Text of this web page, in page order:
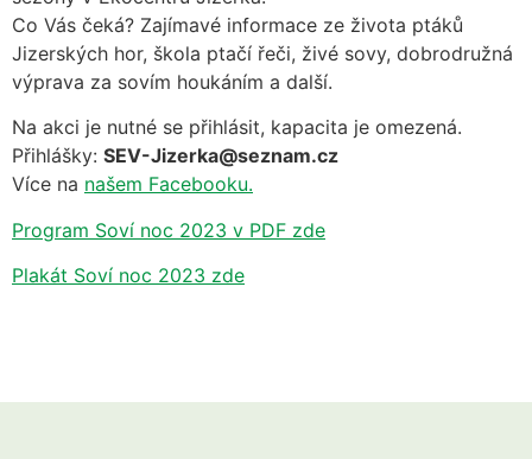
Co Vás čeká? Zajímavé informace ze života ptáků
Jizerských hor, škola ptačí řeči, živé sovy, dobrodružná
výprava za sovím houkáním a další.
Na akci je nutné se přihlásit, kapacita je omezená.
Přihlášky: SEV-Jizerka@seznam.cz
Více na našem Facebooku.
Program Soví noc 2023 v PDF zde
Plakát Soví noc 2023 zde